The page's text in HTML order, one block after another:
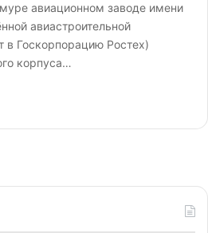
авиационном заводе имени
авиастроительной
в Госкорпорацию Ростех)
корпуса…